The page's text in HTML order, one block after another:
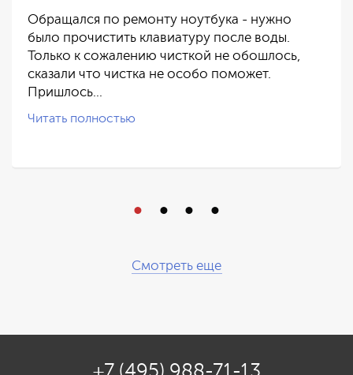
Обращался по ремонту ноутбука - нужно
было прочистить клавиатуру после воды.
Только к сожалению чисткой не обошлось,
сказали что чистка не особо поможет.
Пришлось…
Читать полностью
Смотреть еще